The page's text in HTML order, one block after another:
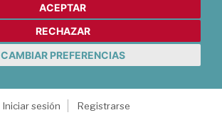
ACEPTAR
RECHAZAR
CAMBIAR PREFERENCIAS
Iniciar sesión
Registrarse